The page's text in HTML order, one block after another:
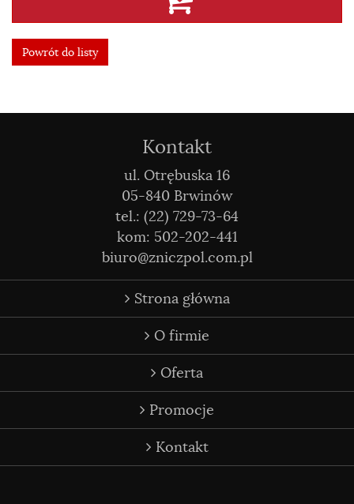
Powrót do listy
Kontakt
ul. Otrębuska 16
05-840 Brwinów
tel.: (22) 729-73-64
kom: 502-202-441
biuro@zniczpol.com.pl
Strona główna
O firmie
Oferta
Promocje
Kontakt